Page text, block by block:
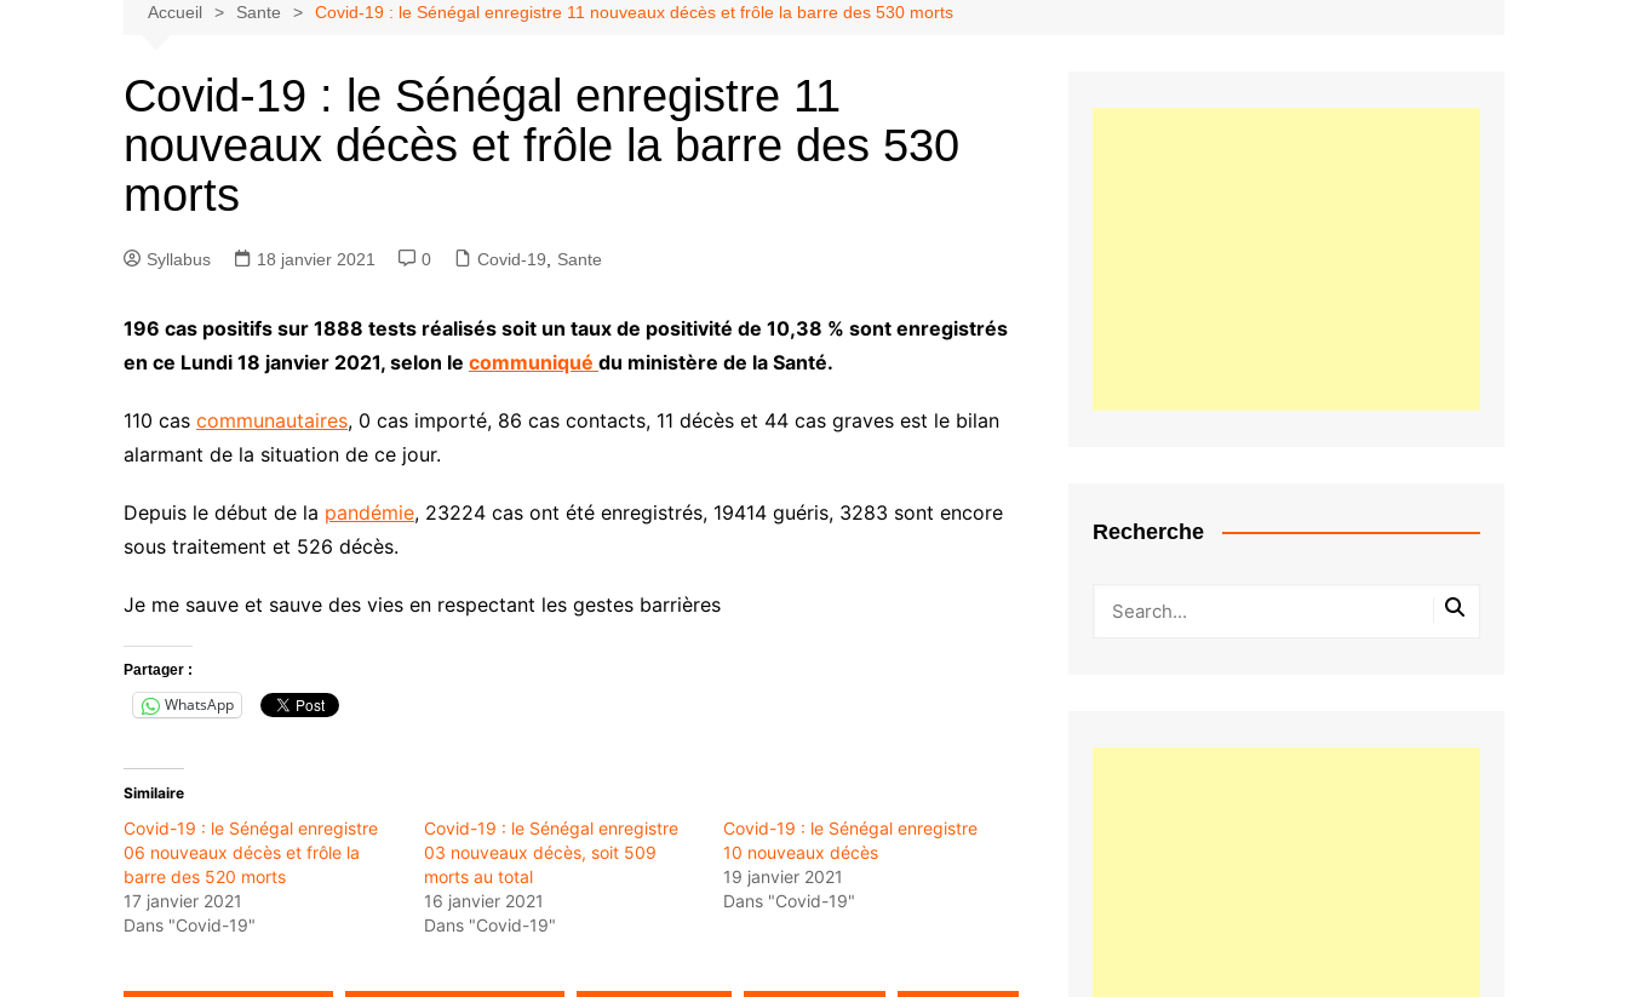
Accueil Sante Covid-19 : le Sénégal enregistre 11 nouveaux décès et frôle la barre des 530 morts
Covid-19 : le Sénégal enregistre 11
nouveaux décès et frôle la barre des 530
morts
Syllabus 18 janvier 2021 0 Covid-19 Sante
196 cas positifs sur 1888 tests réalisés soit un taux de positivité de 10,38 % sont enregistrés
en ce Lundi 18 janvier 2021, selon le communiqué du ministère de la Santé.
110 cas communautaires, 0 cas importé, 86 cas contacts, 11 décès et 44 cas graves est le bilan
alarmant de la situation de ce jour.
Depuis le début de la pandémie, 23224 cas ont été enregistrés, 19414 guéris, 3283 sont encore
sous traitement et 526 décès.
Je me sauve et sauve des vies en respectant les gestes barrières
Partager :
WhatsApp
Similaire
Covid-19 : le Sénégal enregistre
06 nouveaux décès et frôle la
barre des 520 morts
17 janvier 2021
Dans "Covid-19"
Covid-19 : le Sénégal enregistre
03 nouveaux décès, soit 509
morts au total
16 janvier 2021
Dans "Covid-19"
Covid-19 : le Sénégal enregistre
10 nouveaux décès
19 janvier 2021
Dans "Covid-19"
Recherche